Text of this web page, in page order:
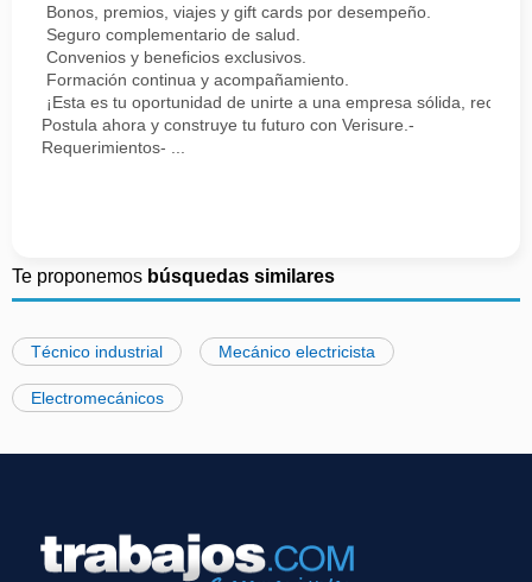
Bonos, premios, viajes y gift cards por desempeño.
Seguro complementario de salud.
Convenios y beneficios exclusivos.
Formación continua y acompañamiento.
¡Esta es tu oportunidad de unirte a una empresa sólida,
Postula ahora y construye tu futuro con Verisure.-
Requerimientos- ...
Te proponemos búsquedas similares
Técnico industrial Mecánico electricista
Electromecánicos